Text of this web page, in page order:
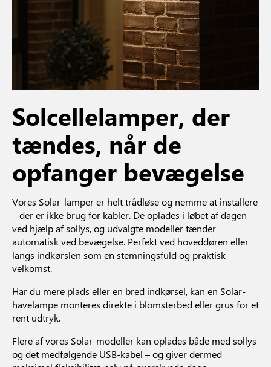
Solcellelamper, der
tændes, når de
opfanger bevægelse
Vores Solar-lamper er helt trådløse og nemme at installere
– der er ikke brug for kabler. De oplades i løbet af dagen
ved hjælp af sollys, og udvalgte modeller tænder
automatisk ved bevægelse. Perfekt ved hoveddøren eller
langs indkørslen som en stemningsfuld og praktisk
velkomst.
Har du mere plads eller en bred indkørsel, kan en Solar-
havelampe monteres direkte i blomsterbed eller grus for et
rent udtryk.
Flere af vores Solar-modeller kan oplades både med sollys
og det medfølgende USB-kabel – og giver dermed